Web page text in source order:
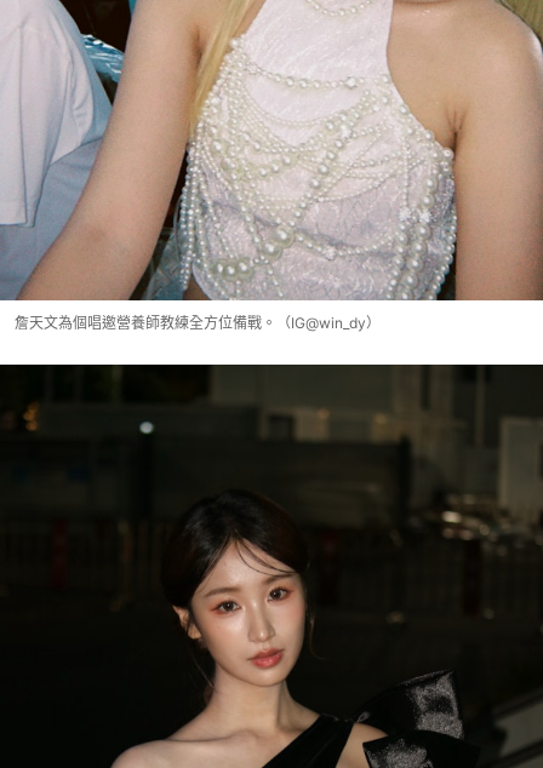
詹天文為個唱邀營養師教練全方位備戰。（IG@win_dy）